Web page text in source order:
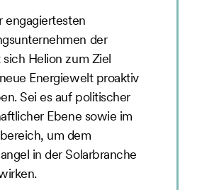
engagiertesten
der
Helion zum Ziel
Energiewelt proaktiv
Sei es auf politischer
Ebene sowie im
um dem
in der Solarbranche